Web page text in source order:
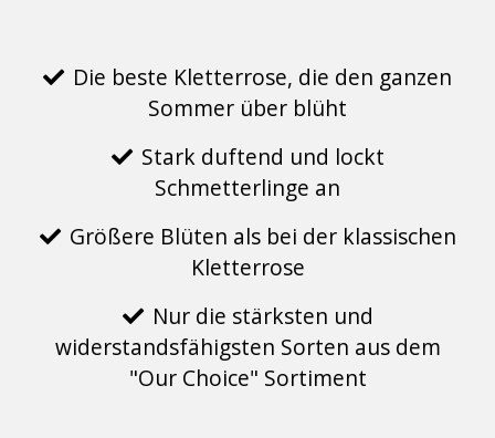
Die beste Kletterrose, die den ganzen
Sommer über blüht
Stark duftend und lockt
Schmetterlinge an
Größere Blüten als bei der klassischen
Kletterrose
Nur die stärksten und
widerstandsfähigsten Sorten aus dem
"Our Choice" Sortiment